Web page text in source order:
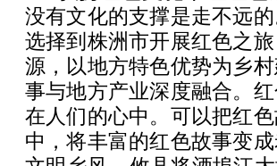
没有文化的支撑是走不远
选择到株洲市开展红色之
源，以地方特色优势为乡
事与地方产业深度融合。
在人们的心中。可以把红
中，将丰富的红色故事变